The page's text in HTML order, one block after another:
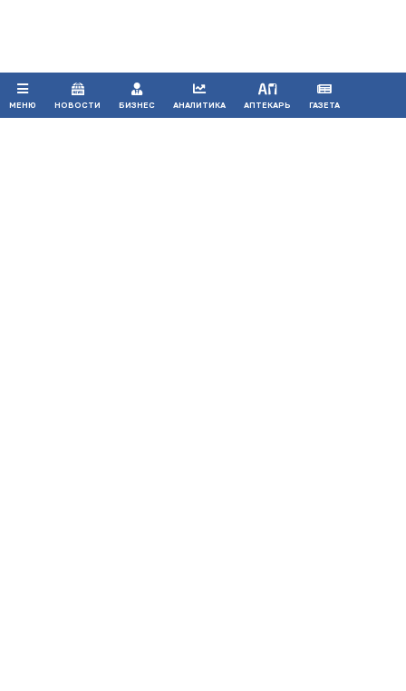
МЕНЮ НОВОСТИ БИЗНЕС АНАЛИТИКА АПТЕКАРЬ ГАЗЕТА